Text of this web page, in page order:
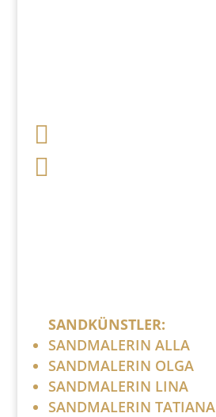


SANDKÜNSTLER:
SANDMALERIN ALLA
SANDMALERIN OLGA
SANDMALERIN LINA
SANDMALERIN TATIANA